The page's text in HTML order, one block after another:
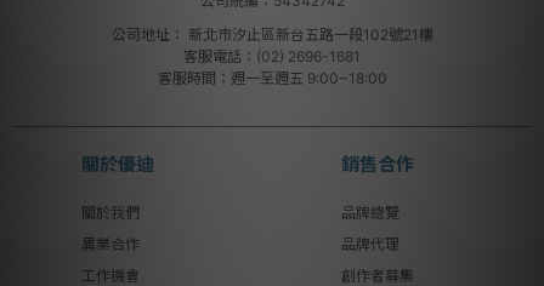
公司地址： 新北市汐止區新台五路一段102號21樓
客服電話：(02) 2696-1681
客服時間：週一至週五 9:00~18:00
關於優迪
關於我們
異業合作
工作機會
銷售合作
品牌總覽
品牌代理
創作者募集